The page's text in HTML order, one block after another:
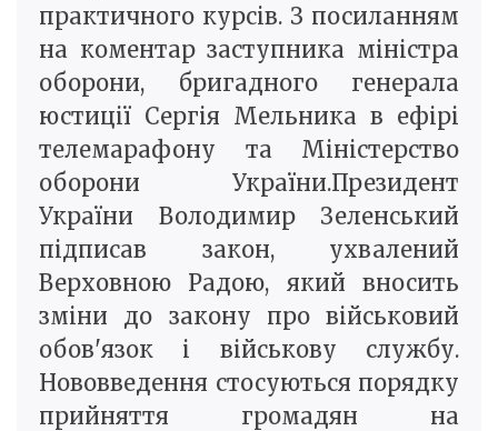
практичного курсів. З посиланням
на коментар заступника міністра
оборони, бригадного генерала
юстиції Сергія Мельника в ефірі
телемарафону та Міністерство
оборони України.Президент
України Володимир Зеленський
підписав закон, ухвалений
Верховною Радою, який вносить
зміни до закону про військовий
обов'язок і військову службу.
Нововведення стосуються порядку
прийняття громадян на